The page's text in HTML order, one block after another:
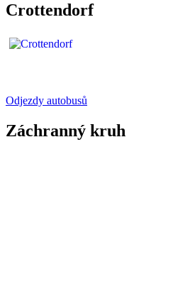
Crottendorf
Odjezdy autobusů
Záchranný kruh